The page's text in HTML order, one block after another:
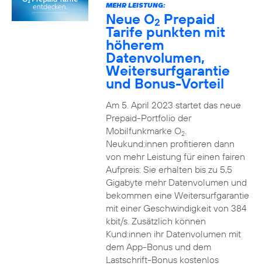
MEHR LEISTUNG:
Neue O2 Prepaid
Tarife punkten mit
höherem
Datenvolumen,
Weitersurfgarantie
und Bonus-Vorteil
Am 5. April 2023 startet das neue
Prepaid-Portfolio der
Mobilfunkmarke O2.
Neukund:innen profitieren dann
von mehr Leistung für einen fairen
Aufpreis: Sie erhalten bis zu 5,5
Gigabyte mehr Datenvolumen und
bekommen eine Weitersurfgarantie
mit einer Geschwindigkeit von 384
kbit/s. Zusätzlich können
Kund:innen ihr Datenvolumen mit
dem App-Bonus und dem
Lastschrift-Bonus kostenlos